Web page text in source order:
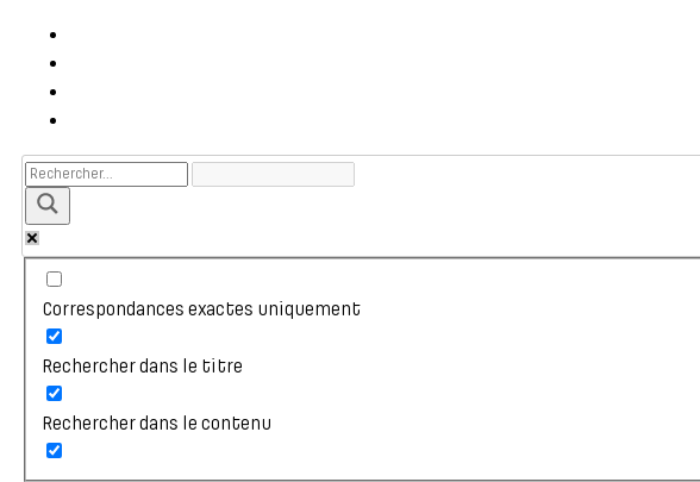
Correspondances exactes uniquement
Rechercher dans le titre
Rechercher dans le contenu